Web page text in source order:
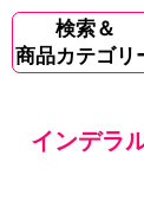
検索＆
商品カテゴリ
インデラ